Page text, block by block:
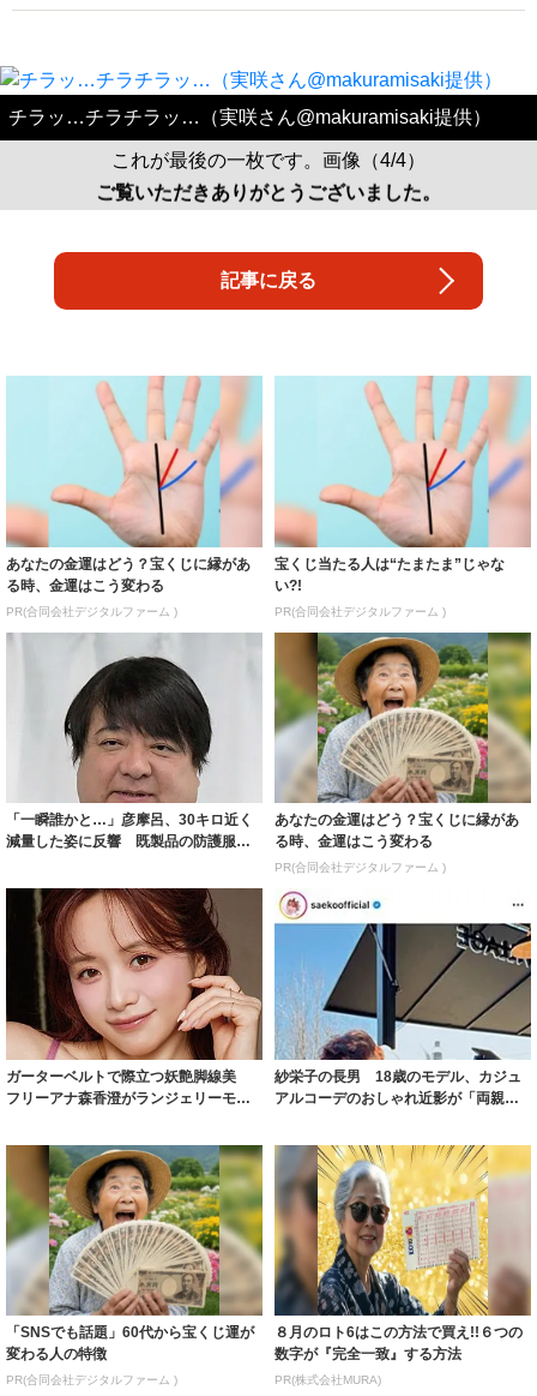
チラッ…チラチラッ…（実咲さん@makuramisaki提供）
これが最後の一枚です。画像（4/4）
ご覧いただきありがとうございました。
記事に戻る
あなたの金運はどう？宝くじに縁があ
る時、金運はこう変わる
PR(合同会社デジタルファーム )
宝くじ当たる人は“たまたま”じゃな
い?!
PR(合同会社デジタルファーム )
「一瞬誰かと…」彦摩呂、30キロ近く
減量した姿に反響 既製品の防護服が
あなたの金運はどう？宝くじに縁があ
る時、金運はこう変わる
PR(合同会社デジタルファーム )
ガーターベルトで際立つ妖艶脚線美
フリーアナ森香澄がランジェリーモデ
紗栄子の長男 18歳のモデル、カジュ
アルコーデのおしゃれ近影が「両親の
「SNSでも話題」60代から宝くじ運が
変わる人の特徴
PR(合同会社デジタルファーム )
８月のロト6はこの方法で買え!!６つの
数字が『完全一致』する方法
PR(株式会社MURA)